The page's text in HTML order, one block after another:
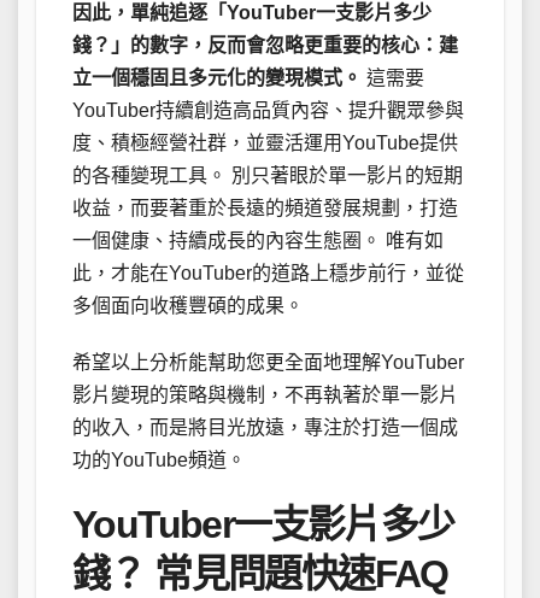
因此，單純追逐「YouTuber一支影片多少
錢？」的數字，反而會忽略更重要的核心：建
立一個穩固且多元化的變現模式。 這需要
YouTuber持續創造高品質內容、提升觀眾參與
度、積極經營社群，並靈活運用YouTube提供
的各種變現工具。 別只著眼於單一影片的短期
收益，而要著重於長遠的頻道發展規劃，打造
一個健康、持續成長的內容生態圈。 唯有如
此，才能在YouTuber的道路上穩步前行，並從
多個面向收穫豐碩的成果。
希望以上分析能幫助您更全面地理解YouTuber
影片變現的策略與機制，不再執著於單一影片
的收入，而是將目光放遠，專注於打造一個成
功的YouTube頻道。
YouTuber一支影片多少
錢？ 常見問題快速FAQ